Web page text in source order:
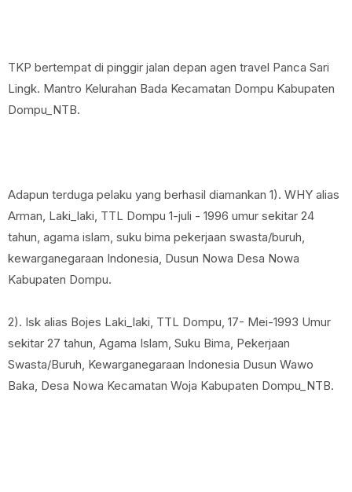
TKP bertempat di pinggir jalan depan agen travel Panca Sari
Lingk. Mantro Kelurahan Bada Kecamatan Dompu Kabupaten
Dompu_NTB.
Adapun terduga pelaku yang berhasil diamankan 1). WHY alias
Arman, Laki_laki, TTL Dompu 1-juli - 1996 umur sekitar 24
tahun, agama islam, suku bima pekerjaan swasta/buruh,
kewarganegaraan Indonesia, Dusun Nowa Desa Nowa
Kabupaten Dompu.
2). Isk alias Bojes Laki_laki, TTL Dompu, 17- Mei-1993 Umur
sekitar 27 tahun, Agama Islam, Suku Bima, Pekerjaan
Swasta/Buruh, Kewarganegaraan Indonesia Dusun Wawo
Baka, Desa Nowa Kecamatan Woja Kabupaten Dompu_NTB.